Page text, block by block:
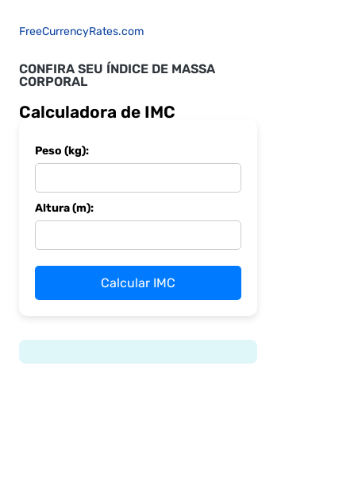
FreeCurrencyRates.com
CONFIRA SEU ÍNDICE DE MASSA
CORPORAL
Calculadora de IMC
Peso (kg):
Altura (m):
Calcular IMC